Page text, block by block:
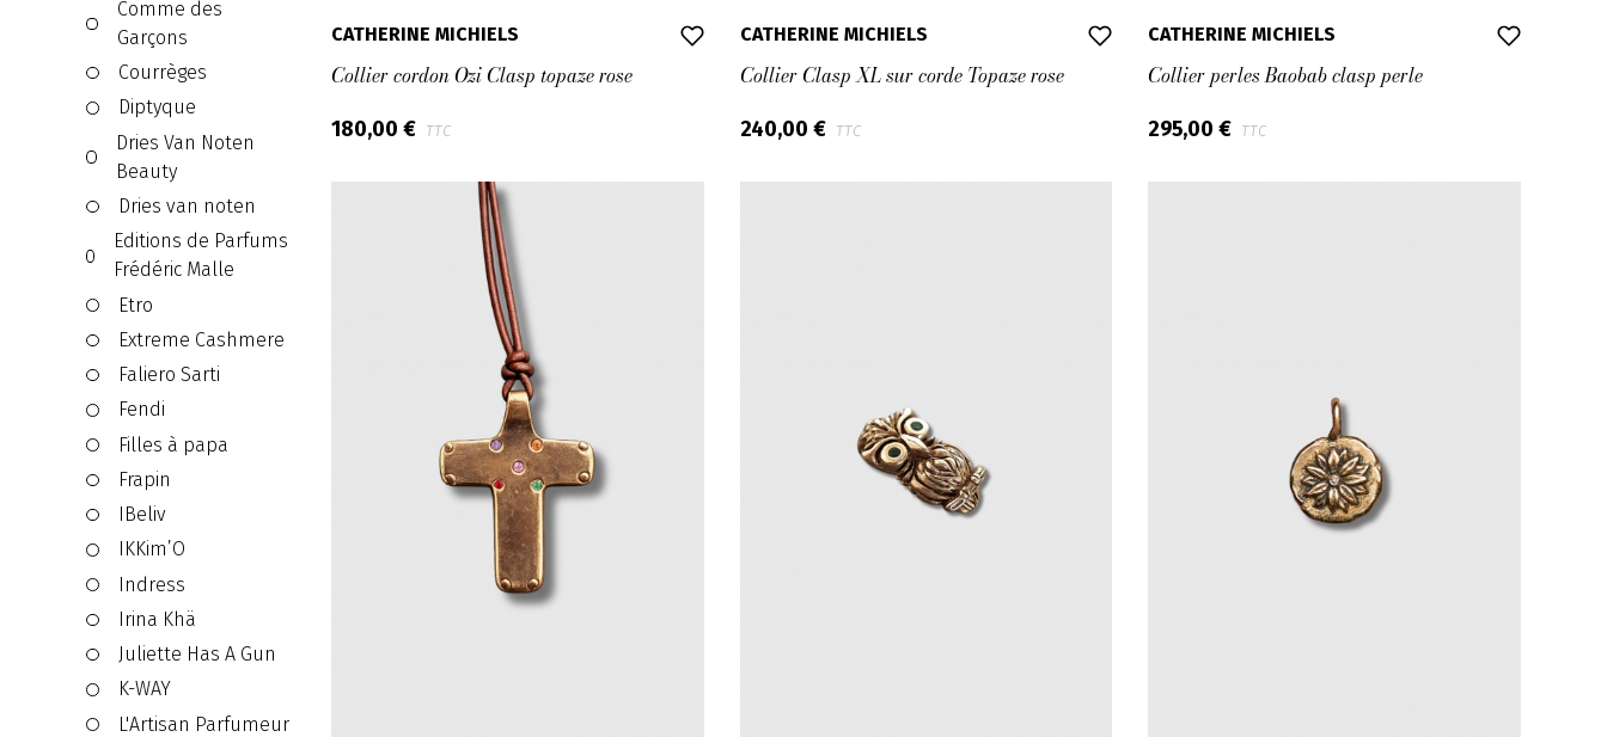
Comme des
Garçons
Courrèges
Diptyque
Dries Van Noten
Beauty
Dries van noten
Editions de Parfums
Frédéric Malle
Etro
Extreme Cashmere
Faliero Sarti
Fendi
Filles à papa
Frapin
IBeliv
IKKim’O
Indress
Irina Khä
Juliette Has A Gun
K-WAY
L'Artisan Parfumeur
CATHERINE MICHIELS
Collier cordon Ozi Clasp topaze rose
180,00 € TTC
CATHERINE MICHIELS
Collier Clasp XL sur corde Topaze rose
240,00 € TTC
CATHERINE MICHIELS
Collier perles Baobab clasp perle
295,00 € TTC